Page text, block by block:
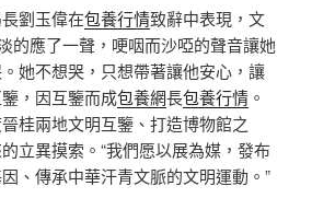
劉玉偉在包養行情致辭中表現，文
的應了一聲，哽咽而沙啞的聲音讓她
她不想哭，只想帶著讓他安心，讓
，因互鑒而成包養網長包養行情 。
桂兩地文明互鑒、打造博物館之
立異摸索。“我們愿以展為媒，發布
、傳承中華汗青文脈的文明運動。”